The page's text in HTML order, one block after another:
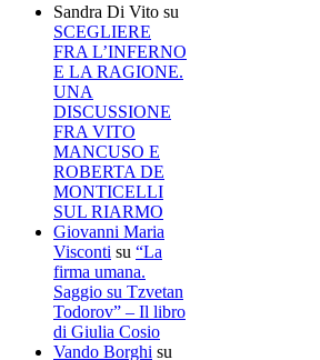
Sandra Di Vito su
SCEGLIERE
FRA L’INFERNO
E LA RAGIONE.
UNA
DISCUSSIONE
FRA VITO
MANCUSO E
ROBERTA DE
MONTICELLI
SUL RIARMO
Giovanni Maria
Visconti su “La
firma umana.
Saggio su Tzvetan
Todorov” – Il libro
di Giulia Cosio
Vando Borghi su